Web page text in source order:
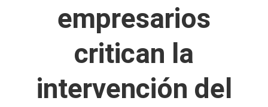
empresarios
critican la
intervención del